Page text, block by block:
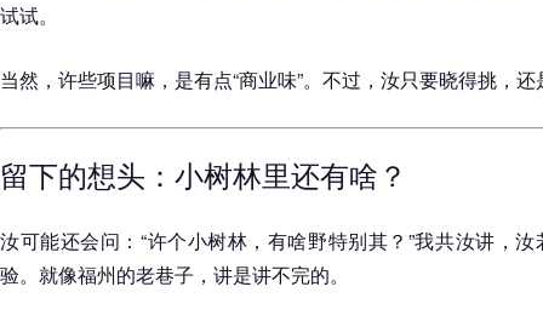
试试。
当然，许些项目嘛，是有点“商业味”。不过，汝只要晓得挑，
留下的想头：小树林里还有啥？
汝可能还会问：“许个小树林，有啥野特别其？”我共汝讲，
验。就像福州的老巷子，讲是讲不完的。